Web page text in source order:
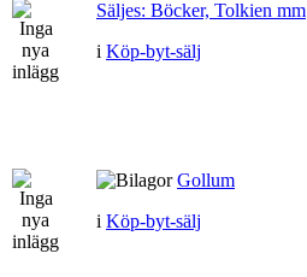
Säljes: Böcker, Tolkien mm
i Köp-byt-sälj
Gollum
i Köp-byt-sälj